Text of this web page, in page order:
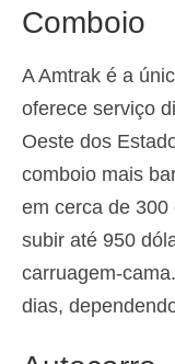
Comboio
A Amtrak é a
oferece serviço
Oeste dos
comboio mais
em cerca de
subir até 950
carruagem-
dias,